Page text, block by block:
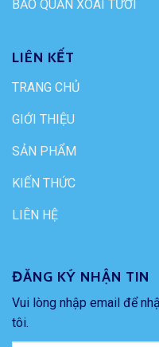
BẢO QUẢN XOÀI TƯƠI
LIÊN KẾT
TRANG CHỦ
GIỚI THIỆU
SẢN PHẨM
KIẾN THỨC
LIÊN HỆ
ĐĂNG KÝ NHẬN TIN
Vui lòng nhập email để
tôi.